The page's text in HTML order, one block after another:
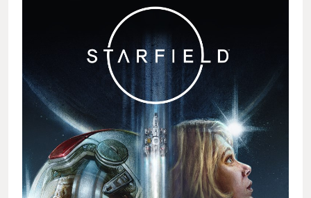
をこんなにしたやつ、絶対許さない！ ◯ベースゲーム成長要素
よくあるスキルツリー形式だが、やはり宇宙船系スキルが嬉
しく頼もしい。ひときわ輝いている。 解放条件に行動傾向があ
るのも納得感が高い。（ステルススキルを上げる条件に、ステ
ルス攻撃◯◯回、とか） ◯宇宙船要素 組み立て・塗装がめ
ちゃめちゃ楽しかった！動力系など必要機能の盛り込みと貨物
スペースのジレンマ、カッコよさや形状を優先するかどうか、
何時間も夢中で組み立てたね。 さらに、宇宙船の製造会社は複
数あり、会社によってデザイン傾向が違う楽しさよ。「機能優
先デザイン無骨」「流線型」「レトロフューチャー」「直線
的」などなど。 宇宙船の各部テイストを揃えるか、ミックスで
自分流に行くか。作りあげたマイ宇宙船のカッコよさに、離着
陸のたび、戦闘のたびに見とれる。 ◯謎の存在スターボーン
謎の物体を追う中で遭遇する異形の船で現れる宇宙人的存在